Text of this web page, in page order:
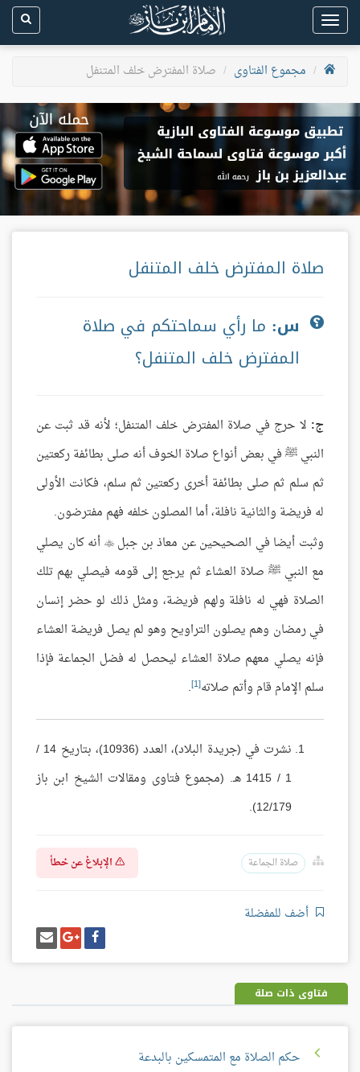
Toggle
navigation
مجموع الفتاوى
صلاة المفترض خلف المتنفل
صلاة المفترض خلف المتنفل
س: ما رأي سماحتكم في صلاة
المفترض خلف المتنفل؟
ج: لا حرج في صلاة المفترض خلف المتنفل؛ لأنه قد ثبت عن
النبي ﷺ في بعض أنواع صلاة الخوف أنه صلى بطائفة ركعتين
ثم سلم ثم صلى بطائفة أخرى ركعتين ثم سلم، فكانت الأولى
له فريضة والثانية نافلة، أما المصلون خلفه فهم مفترضون.
وثبت أيضا في الصحيحين عن معاذ بن جبل أنه كان يصلي
مع النبي ﷺ صلاة العشاء ثم يرجع إلى قومه فيصلي بهم تلك
الصلاة فهي له نافلة ولهم فريضة، ومثل ذلك لو حضر إنسان
في رمضان وهم يصلون التراويح وهو لم يصل فريضة العشاء
فإنه يصلي معهم صلاة العشاء ليحصل له فضل الجماعة فإذا
سلم الإمام قام وأتم صلاته[1]
.
نشرت في (جريدة البلاد)، العدد (10936)، بتاريخ 14 /
1 / 1415 هـ. (مجموع فتاوى ومقالات الشيخ ابن باز
12/179).
صلاة الجماعة الإبلاغ عن خطأ
أضف للمفضلة
شارك
على
فيسبوك
شارك
على
غوغل
بلس
إرسل
إيميل
فتاوى ذات صلة
حكم الصلاة مع المتمسكين بالبدعة